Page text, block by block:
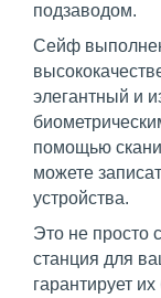
подзаводом.
Сейф
элегантный и
помощью
можете
устройства.
Это не просто
станция для
гарантирует